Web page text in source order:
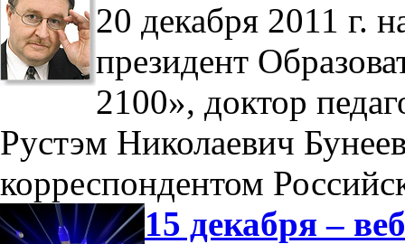
20 декабря 2011 г.
президент
2100», доктор
Рустэм Николаевич
корреспондентом
15 декабря –